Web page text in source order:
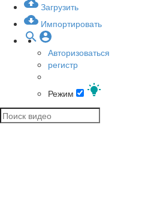
Загрузить
Импортировать
Авторизоваться
регистр
Режим